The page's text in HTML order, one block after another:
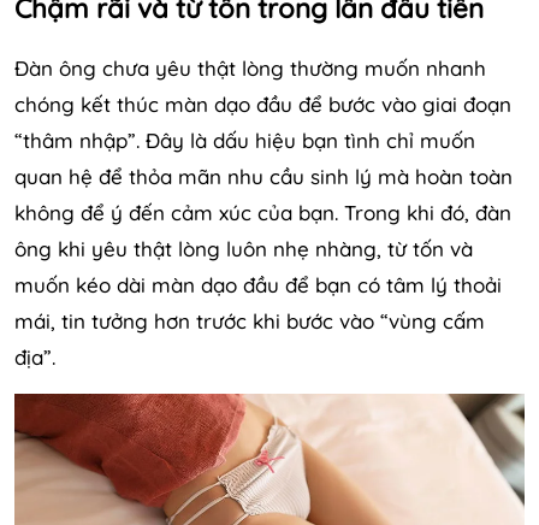
Chậm rãi và từ tốn trong lần đầu tiên
Đàn ông chưa yêu thật lòng thường muốn nhanh
chóng kết thúc màn dạo đầu để bước vào giai đoạn
“thâm nhập”. Đây là dấu hiệu bạn tình chỉ muốn
quan hệ để thỏa mãn nhu cầu sinh lý mà hoàn toàn
không để ý đến cảm xúc của bạn. Trong khi đó, đàn
ông khi yêu thật lòng luôn nhẹ nhàng, từ tốn và
muốn kéo dài màn dạo đầu để bạn có tâm lý thoải
mái, tin tưởng hơn trước khi bước vào “vùng cấm
địa”.